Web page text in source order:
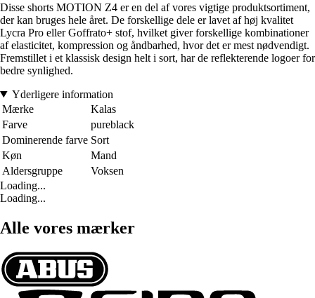
Disse shorts MOTION Z4 er en del af vores vigtige produktsortiment,
der kan bruges hele året. De forskellige dele er lavet af høj kvalitet
Lycra Pro eller Goffrato+ stof, hvilket giver forskellige kombinationer
af elasticitet, kompression og åndbarhed, hvor det er mest nødvendigt.
Fremstillet i et klassisk design helt i sort, har de reflekterende logoer for
bedre synlighed.
Yderligere information
Mærke
Kalas
Farve
pureblack
Dominerende farve Sort
Køn
Mand
Aldersgruppe
Voksen
Loading...
Loading...
Alle vores mærker